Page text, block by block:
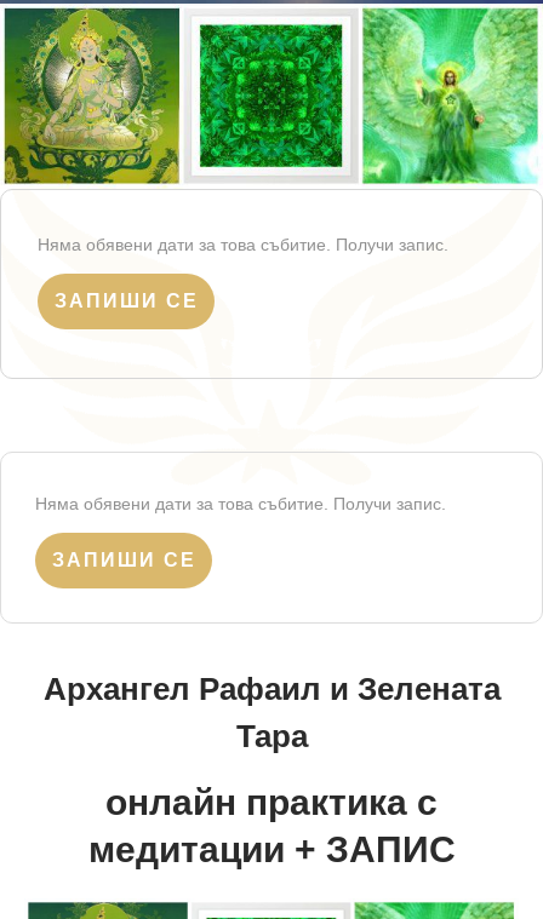
Няма обявени дати за това събитие. Получи запис.
ЗАПИШИ СЕ
Няма обявени дати за това събитие. Получи запис.
ЗАПИШИ СЕ
Архангел Рафаил и Зелената
Тара
онлайн практика с
медитации + ЗАПИС